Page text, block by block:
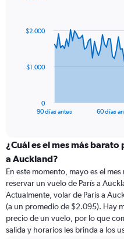
data
The
categories.
Range:
categories.
The
chart
has
1
Y
90 días antes 60 días
0
$1.000
$2.000
¿Cuál es el mes más
a Auckland?
En este momento, mayo es el
reservar un vuelo de París a
Actualmente, volar de París a
(a un promedio de $2.095). Hay
precio de un vuelo, por lo que
salida y horarios les brinda a los